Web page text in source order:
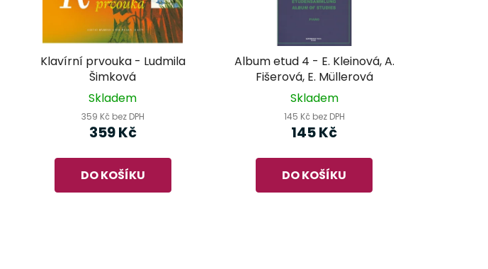
Klavírní prvouka - Ludmila
Šimková
Skladem
359 Kč bez DPH
359 Kč
DO KOŠÍKU
Album etud 4 - E. Kleinová, A.
Fišerová, E. Müllerová
Skladem
145 Kč bez DPH
145 Kč
DO KOŠÍKU